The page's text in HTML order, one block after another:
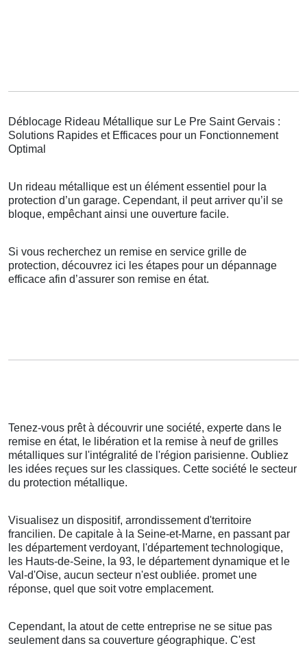
Déblocage Rideau Métallique sur Le Pre Saint Gervais :
Solutions Rapides et Efficaces pour un Fonctionnement
Optimal
Un rideau métallique est un élément essentiel pour la
protection d’un garage. Cependant, il peut arriver qu’il se
bloque, empêchant ainsi une ouverture facile.
Si vous recherchez un remise en service grille de
protection, découvrez ici les étapes pour un dépannage
efficace afin d’assurer son remise en état.
Tenez-vous prêt à découvrir une société, experte dans le
remise en état, le libération et la remise à neuf de grilles
métalliques sur l'intégralité de l'région parisienne. Oubliez
les idées reçues sur les classiques. Cette société le secteur
du protection métallique.
Visualisez un dispositif, arrondissement d'territoire
francilien. De capitale à la Seine-et-Marne, en passant par
les département verdoyant, l'département technologique,
les Hauts-de-Seine, la 93, le département dynamique et le
Val-d'Oise, aucun secteur n'est oubliée. promet une
réponse, quel que soit votre emplacement.
Cependant, la atout de cette entreprise ne se situe pas
seulement dans sa couverture géographique. C'est